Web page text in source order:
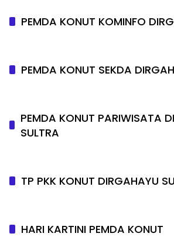
PEMDA KONUT KOMINFO
PEMDA KONUT SEKDA
PEMDA KONUT PARIWISATA
SULTRA
TP PKK KONUT DIRGAHAYU
HARI KARTINI PEMDA KONUT